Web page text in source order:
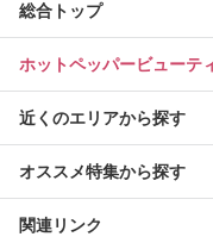
総合トップ
ホットペッパービュー
近くのエリアから探す
オススメ特集から探す
関連リンク